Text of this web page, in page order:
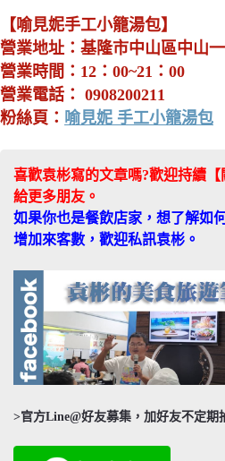
【喻見妮手工小籠湯包】
營業地址：基隆市中山區中山
營業時間：12：00~21：00
營業電話： 0908200211
粉絲頁： 喻見妮 手工小籠湯包
喜歡袁彬寫的文章嗎?歡迎持續【
給更多朋友。
如果你也是餐飲店家，想了解如
增加來客數，歡迎私訊袁彬。
>官方Line@好友募集，加好友不定期